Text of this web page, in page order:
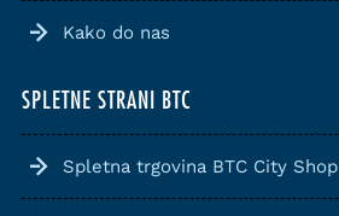
Kako do nas
SPLETNE STRANI BTC
Spletna trgovina BTC City Shop